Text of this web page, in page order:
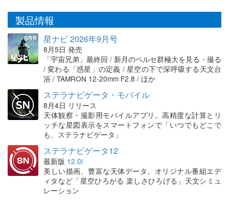
製品情報
星ナビ 2026年9月号
8月5日 発売
「宇宙兄弟」最終回 / 新月のペルセ群極大を見る・撮る
/ 変わる「惑星」の定義 / 星空の下で深呼吸する天文台
浴 / TAMRON 12-20mm F2.8 / ほか
ステラナビゲータ・モバイル
8月4日 リリース
天体観察・撮影用モバイルアプリ。高精度な計算とリ
ッチな星図表示をスマートフォンで「いつでもどこで
も、ステラナビゲータ」
ステラナビゲータ12
最新版 12.0i
美しい描画、豊富な天体データ、オリジナル番組エデ
ィタなど「星空ひろがる 楽しさひろげる」天文シミュ
レーション